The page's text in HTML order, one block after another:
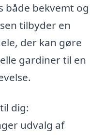
både bekvemt og
tilbyder en
der kan gøre
gardiner til en
dig:
udvalg af